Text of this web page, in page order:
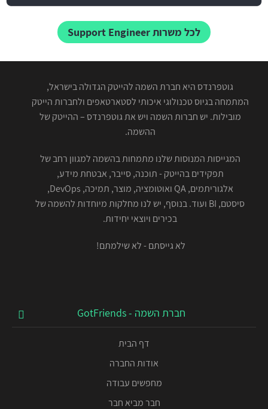
לכל משרות Support Engineer
גוטפרנדס היא חברת השמה להייטק הגדולה בישראל,
המתמחה בגיוס טכנולוגי איכותי לסטארטאפים ולחברות הייטק
מובילות. יש חברות השמה ויש את גוטפרנדס – ההייטק של
ההשמה.
המגייסות המנוסות שלנו מתמחות בהשמה למגוון רחב של
תפקידים בהייטק - תוכנה, סייבר, אבטחת מידע,
אלגוריתמים, QA ואוטומציה, מוצר, תמיכה, DevOps,
סיסטם, BI ועוד. בנוסף, יש לנו מחלקות מיוחדות להשמה של
בכירים ויוצאי יחידות.
לא גייסתם - לא שילמתם!
חברת השמה - GotFriends
דף הבית
אודות החברה
מחפשים עבודה
חבר מביא חבר